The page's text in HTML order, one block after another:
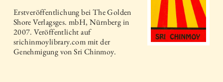
Erstveröffentlichung beiThe Golden
Shore Verlagsges. mbH, Nürnbergin
2007. Veröffentlicht auf
srichinmoylibrary.com mit der
Genehmigung von Sri Chinmoy.